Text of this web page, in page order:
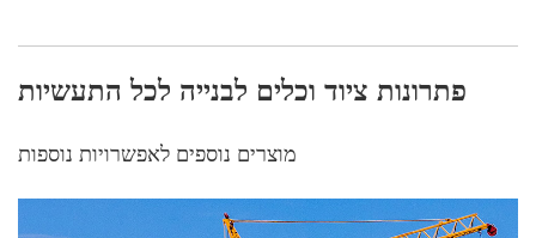
פתרונות ציוד וכלים לבנייה לכל התעשיות
מוצרים נוספים לאפשרויות נוספות